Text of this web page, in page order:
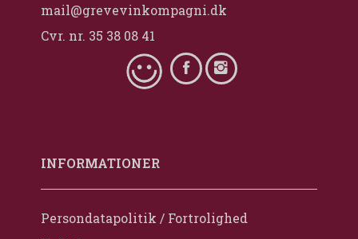
mail@grevevinkompagni.dk
Cvr. nr. 35 38 08 41
INFORMATIONER
Persondatapolitik / Fortrolighed